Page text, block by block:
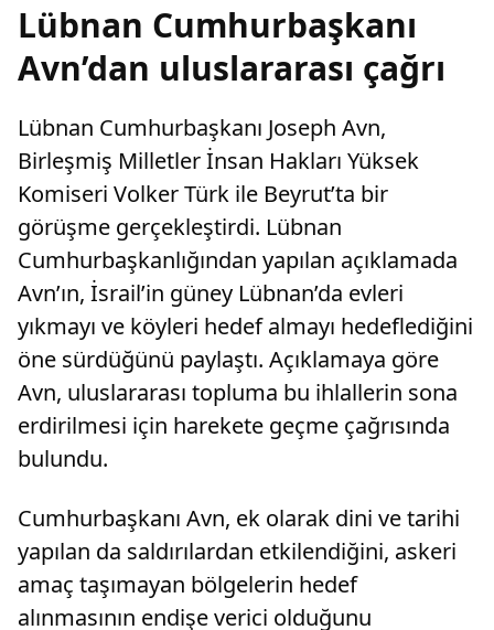
Lübnan Cumhurbaşkanı
Avn’dan uluslararası çağrı
Lübnan Cumhurbaşkanı Joseph Avn,
Birleşmiş Milletler İnsan Hakları Yüksek
Komiseri Volker Türk ile Beyrut’ta bir
görüşme gerçekleştirdi. Lübnan
Cumhurbaşkanlığından yapılan açıklamada
Avn’ın, İsrail’in güney Lübnan’da evleri
yıkmayı ve köyleri hedef almayı hedeflediğini
öne sürdüğünü paylaştı. Açıklamaya göre
Avn, uluslararası topluma bu ihlallerin sona
erdirilmesi için harekete geçme çağrısında
bulundu.
Cumhurbaşkanı Avn, ek olarak dini ve tarihi
yapılan da saldırılardan etkilendiğini, askeri
amaç taşımayan bölgelerin hedef
alınmasının endişe verici olduğunu